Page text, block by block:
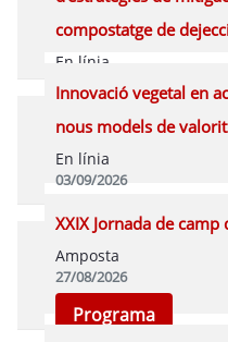
compostatge de
En línia
08/09/2026
Inscriure's Online
Innovació vegetal en
nous models de
En línia
03/09/2026
Inscriure's Online
XXIX Jornada de camp
Amposta
27/08/2026
Programa